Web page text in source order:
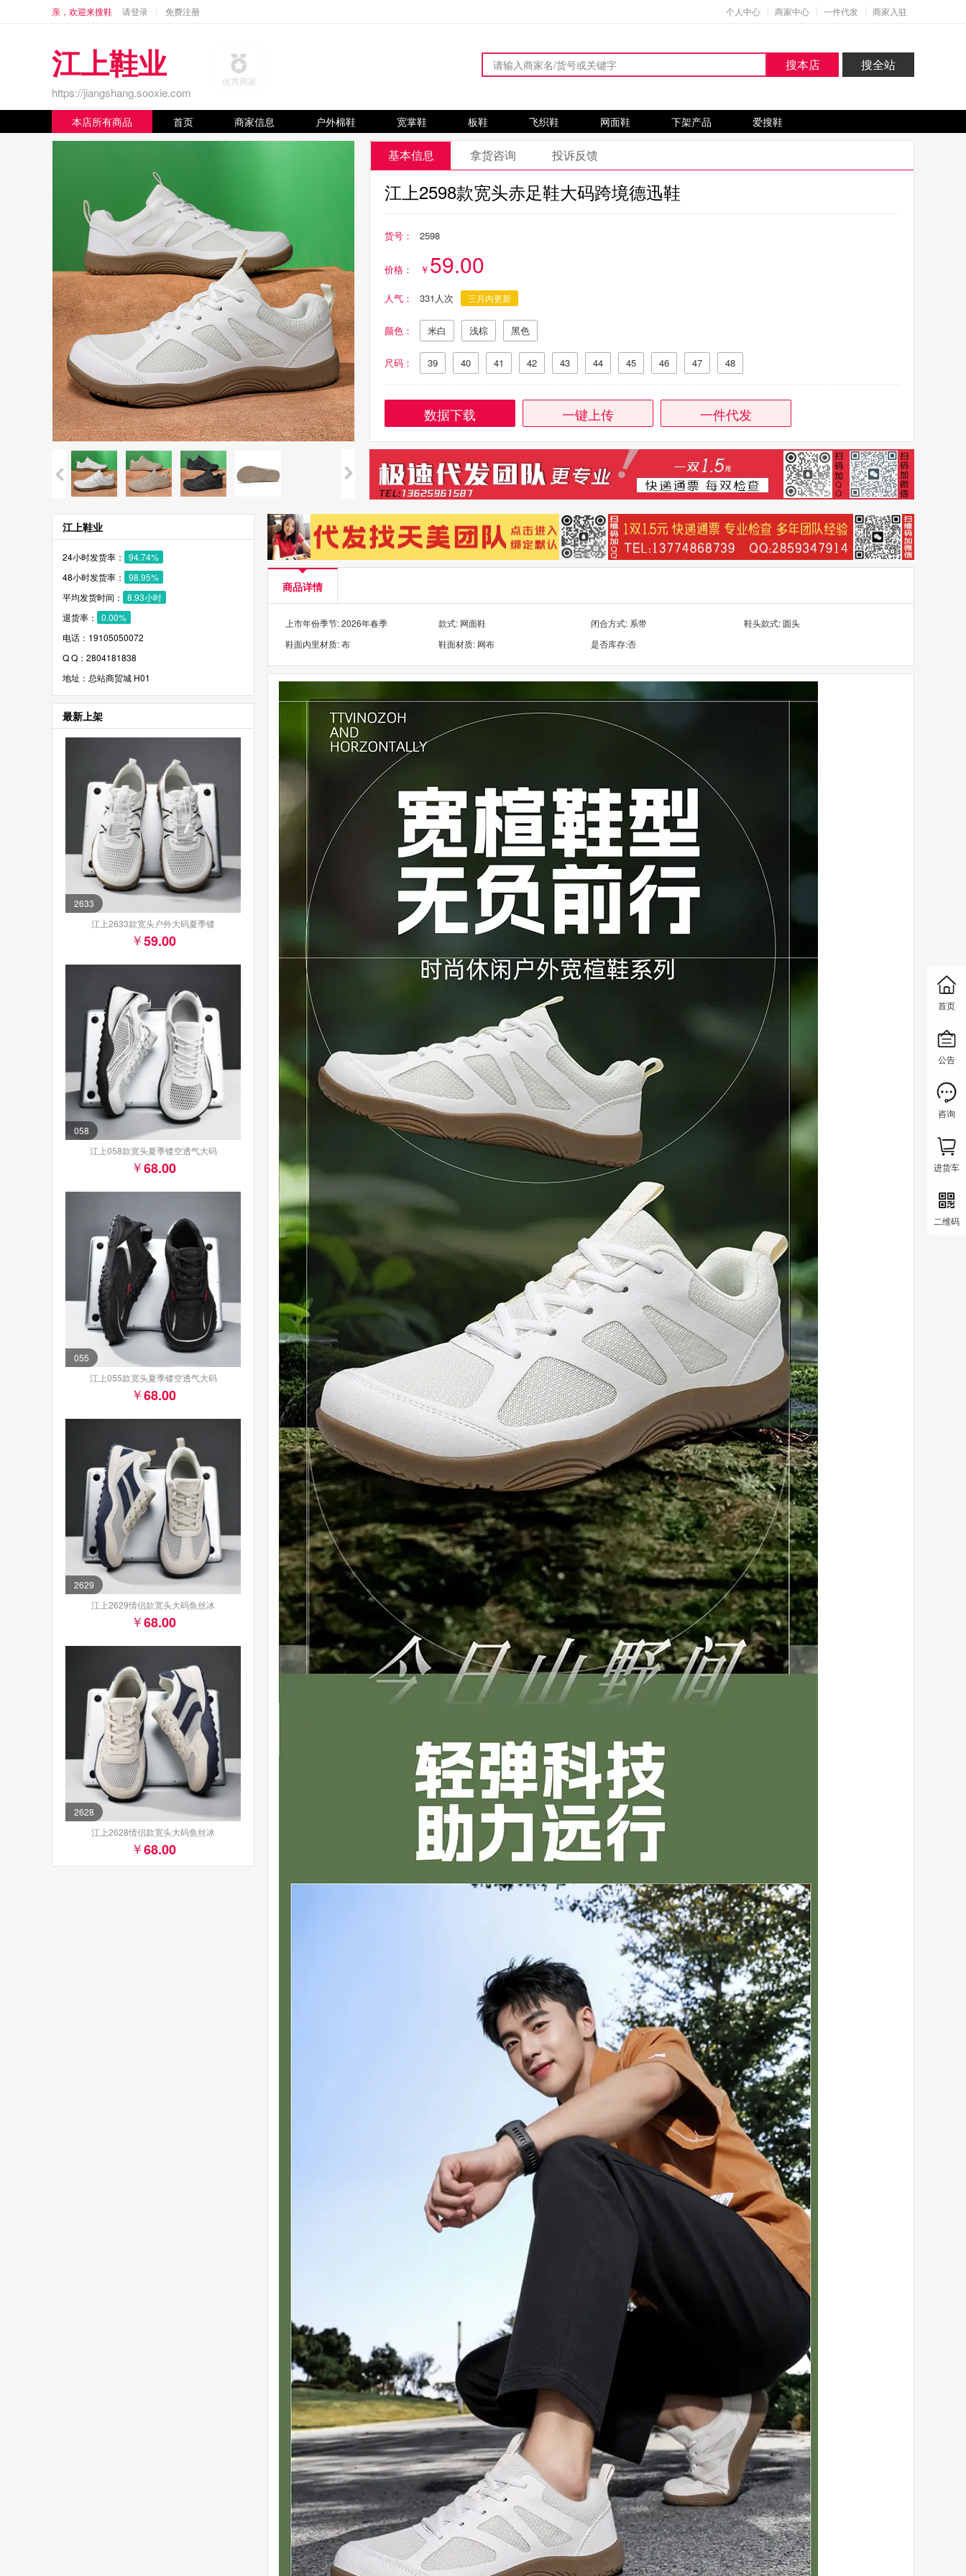
亲，欢迎来搜鞋 请登录 免费注册 个人中心 商家中心 一件代发 商家入驻
江上鞋业
https://jiangshang.sooxie.com
优秀商家
搜本店 搜全站
本店所有商品 首页 商家信息 户外棉鞋 宽掌鞋 板鞋 飞织鞋 网面鞋 下架产品 爱搜鞋
基本信息 拿货咨询 投诉反馈
江上2598款宽头赤足鞋大码跨境德迅鞋
货号： 2598
价格： 59.00
人气： 331人次 三月内更新
颜色： 米白 浅棕 黑色
尺码： 39 40 41 42 43 44 45 46 47 48
数据下载 一键上传 一件代发
江上鞋业
24小时发货率：
94.74%
48小时发货率：
98.95%
平均发货时间：
8.93小时
退货率：
0.00%
电话：19105050072
Q Q：2804181838
地址：总站商贸城 H01
最新上架
2633
江上2633款宽头户外大码夏季镂
59.00
058
江上058款宽头夏季镂空透气大码
68.00
055
江上055款宽头夏季镂空透气大码
68.00
2629
江上2629情侣款宽头大码鱼丝冰
68.00
2628
江上2628情侣款宽头大码鱼丝冰
68.00
商品详情
上市年份季节: 2026年春季 款式: 网面鞋 闭合方式: 系带
鞋头款式: 圆头
鞋面内里材质: 布
鞋面材质: 网布 是否库存:否
首页
公告
咨询
进货车
二维码